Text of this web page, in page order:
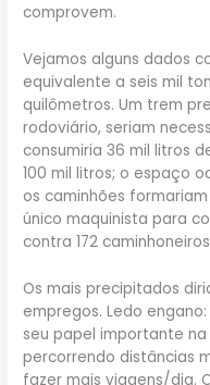
comprovem.
Vejamos alguns dados
equivalente a seis mil
quilômetros. Um trem
rodoviário, seriam
consumiria 36 mil litros
100 mil litros; o espaço
os caminhões
único maquinista para
contra 172
Os mais precipitados
empregos. Ledo
seu papel importante
percorrendo distâncias
fazer mais viagens/dia.